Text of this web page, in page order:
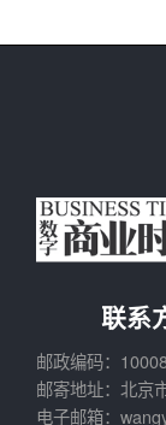
联系
邮政编码：
邮寄地址：北京
电子邮箱：